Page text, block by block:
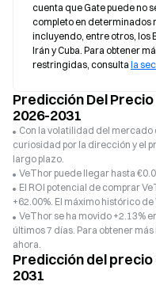
cuenta que Gate puede no
completo en determinados
incluyendo, entre otros, los
Irán y Cuba. Para obtener
restringidas, consulta la
Predicción Del
2026-2031
Con la volatilidad del
curiosidad por la dirección y el
largo plazo.
VeThor puede llegar hasta
El ROI potencial de comprar
+62.00%. El máximo histórico
VeThor se ha movido +2.13%
últimos 7 días. Para obtener
ahora.
Predicción del
2031